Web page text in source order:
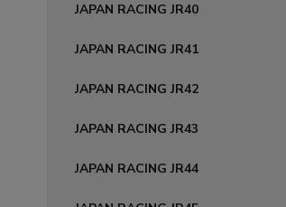
JAPAN RACING JR40
JAPAN RACING JR41
JAPAN RACING JR42
JAPAN RACING JR43
JAPAN RACING JR44